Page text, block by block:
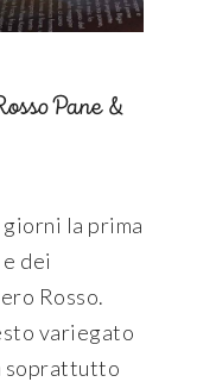
Pane &
la prima
dei
Rosso.
variegato
soprattutto